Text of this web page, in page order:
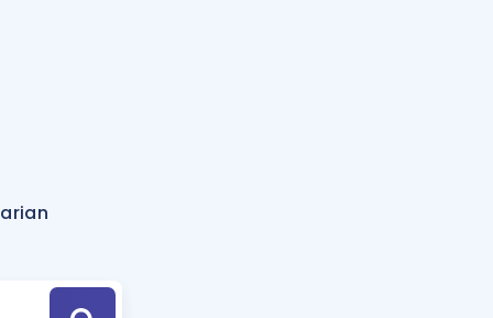
Hesaplama Aracı
için Öneriler
Tek Takvimde
Hoca ile seni sınava hazırlayacak onlarca eğitim seni bekliyor!